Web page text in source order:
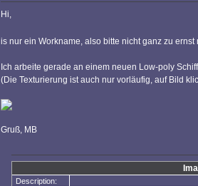
Hi,
is nur ein Workname, also bitte nicht ganz zu
Ich arbeite gerade an einem neuen Low-poly
(Die Texturierung ist auch nur vorläufig, auf Bild
Gruß, MB
Description: